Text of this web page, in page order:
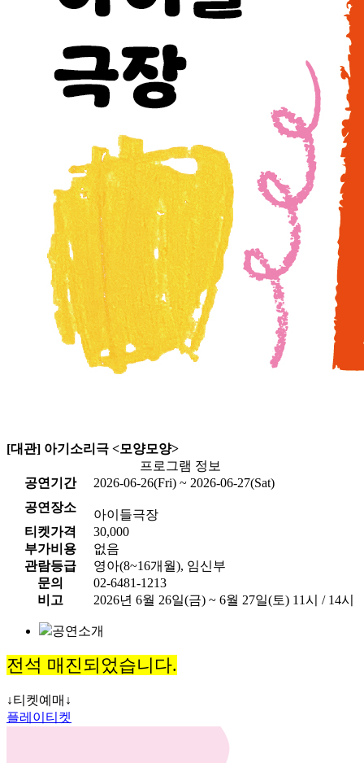
[대관] 아기소리극 <모양모양>
프로그램 정보
공연기간
2026-06-26(Fri) ~ 2026-06-27(Sat)
공연장소
아이들극장
티켓가격
30,000
부가비용
없음
관람등급
영아(8~16개월), 임신부
문의
02-6481-1213
비고
2026년 6월 26일(금) ~ 6월 27일(토) 11시 / 14시
공연소개
전석 매진되었습니다.
↓티켓예매↓
플레이티켓